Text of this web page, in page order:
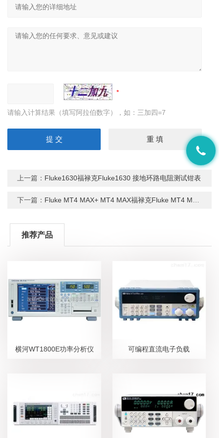
请输入计算结果（填写阿拉伯数字），如：三加四=7
上一篇： Fluke1630福禄克Fluke1630 接地环路电阻测试钳表
下一篇： Fluke MT4 MAX+ MT4 MAX福禄克Fluke MT4 MAX+ MT4 MAX 红外测温仪
推荐产品
横河WT1800E功率分析仪 可编程直流电子负载